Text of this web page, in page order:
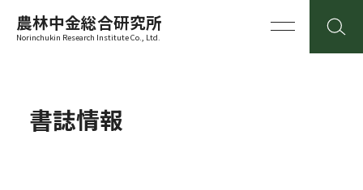
農林中金総合研究所
Norinchukin Research Institute Co., Ltd.
書誌情報